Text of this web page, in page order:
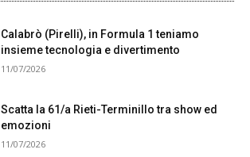
Calabrò (Pirelli), in Formula 1 teniamo
insieme tecnologia e divertimento
11/07/2026
Scatta la 61/a Rieti-Terminillo tra show ed
emozioni
11/07/2026